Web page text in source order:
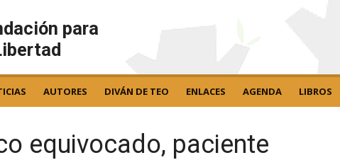
para
AUTORES DIVÁN DE TEO ENLACES AGENDA LIBROS
equivocado, paciente